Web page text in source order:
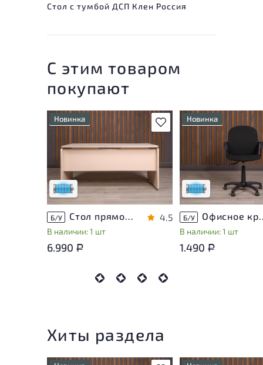
Стол с тумбой ДСП Клен Россия
С этим товаром
покупают
В избранное
Новинка
приближено к новому, могут
присутствовать
незначительные следы
эксплуатации
Низкая степень износа
Б/У Стол прямоугольный Accord ДСП Дуб Россия
В наличии: 1 шт
4.5
6.990 Р
Новинка
Состояние товара
приближено к
присутствовать
незначительные
эксплуатации
Низкая степень
Б/У Офисное
В наличии: 1 шт
1.490 Р
Хиты раздела